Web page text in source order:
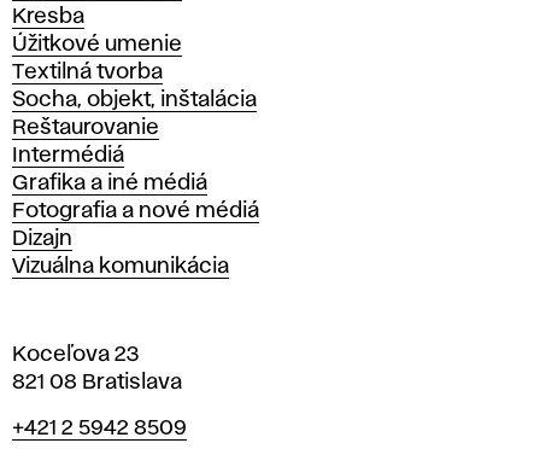
Kresba
Úžitkové umenie
Textilná tvorba
Socha, objekt, inštalácia
Reštaurovanie
Intermédiá
Grafika a iné médiá
Fotografia a nové médiá
Dizajn
Vizuálna komunikácia
Koceľova 23
821 08 Bratislava
Telefón
+421 2 5942 8509